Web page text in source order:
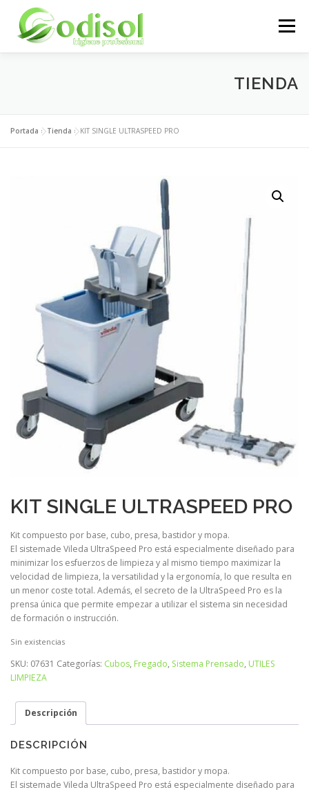
contenido
Menú
ÁREA CLIENTES CONTACTO
TIENDA
Portada »Tienda »KIT SINGLE ULTRASPEED PRO
KIT SINGLE ULTRASPEED PRO
Kit compuesto por base, cubo, presa, bastidor y mopa.
El sistemade Vileda UltraSpeed Pro está especialmente diseñado para
minimizar los esfuerzos de limpieza y al mismo tiempo maximizar la
velocidad de limpieza, la versatilidad y la ergonomía, lo que resulta en
un menor coste total. Además, el secreto de la UltraSpeed Pro es la
prensa única que permite empezar a utilizar el sistema sin necesidad
de formación o instrucción.
Sin existencias
SKU: 07631 Categorías: Cubos, Fregado, Sistema Prensado, UTILES
LIMPIEZA
Descripción
DESCRIPCIÓN
Kit compuesto por base, cubo, presa, bastidor y mopa.
El sistemade Vileda UltraSpeed Pro está especialmente diseñado para